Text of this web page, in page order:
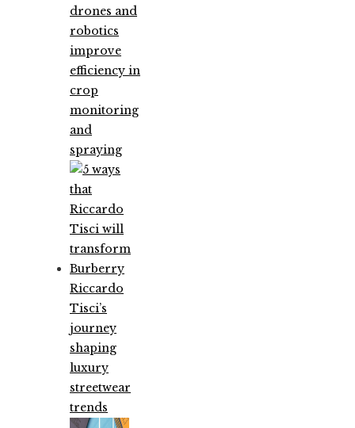
drones and
robotics
improve
efficiency in
crop
monitoring
and
spraying
Riccardo
Tisci’s
journey
shaping
luxury
streetwear
trends